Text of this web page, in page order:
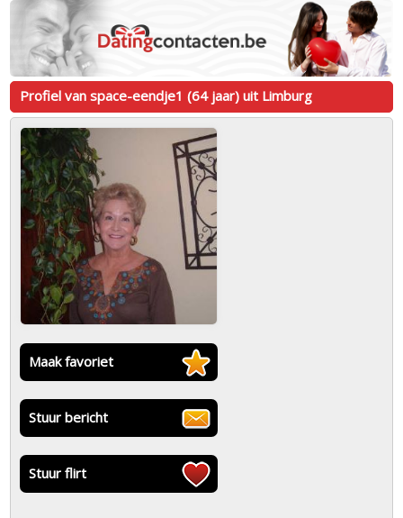
Profiel van space-eendje1 (64 jaar) uit Limburg
Maak favoriet
Stuur bericht
Stuur flirt